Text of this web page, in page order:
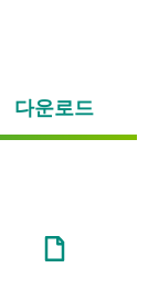
다운로드